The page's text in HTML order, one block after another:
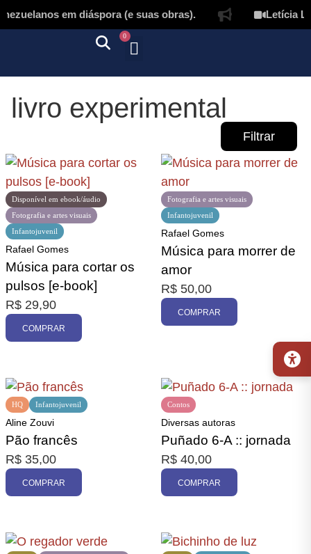
em diáspora (e suas obras). Letícia
0
livro experimental
Filtrar
Promoção
Disponível em ebook/áudio
Fotografia e artes visuais
Infantojuvenil
Rafael Gomes
Música para cortar os
pulsos [e-book]
R$ 29,90
COMPRAR
Fotografia e artes visuais
Infantojuvenil
Rafael Gomes
Música para morrer de
amor
R$ 50,00
COMPRAR
HQ Infantojuvenil
Aline Zouvi
Pão francês
R$ 35,00
COMPRAR
Contos
Diversas autoras
Puñado 6-A :: jornada
R$ 40,00
COMPRAR